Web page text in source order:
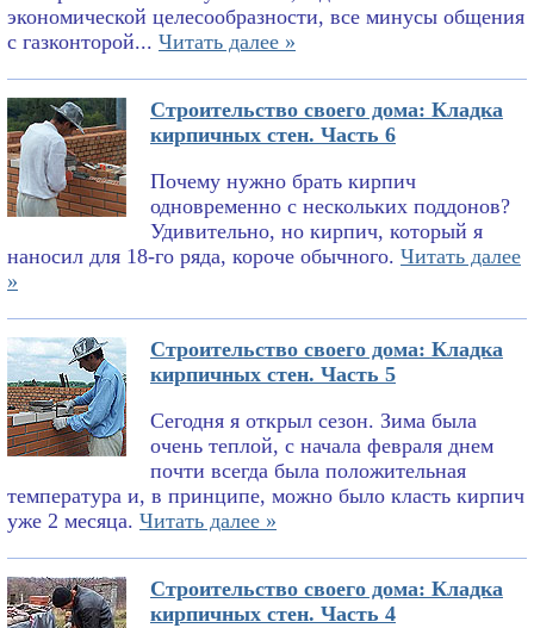
экономической целесообразности, все минусы общения
с газконторой... Читать далее »
Строительство своего дома: Кладка
кирпичных стен. Часть 6
Почему нужно брать кирпич
одновременно с нескольких поддонов?
Удивительно, но кирпич, который я
наносил для 18-го ряда, короче обычного. Читать далее
»
Строительство своего дома: Кладка
кирпичных стен. Часть 5
Сегодня я открыл сезон. Зима была
очень теплой, с начала февраля днем
почти всегда была положительная
температура и, в принципе, можно было класть кирпич
уже 2 месяца. Читать далее »
Строительство своего дома: Кладка
кирпичных стен. Часть 4